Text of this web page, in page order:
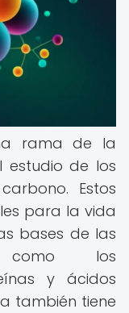
rama de la
estudio de los
Estos
para la vida
bases de las
como los
y ácidos
también tiene